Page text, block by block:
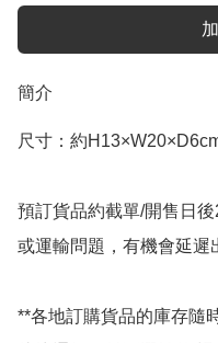
簡介
尺寸：約
預訂貨品約截單/開售日
或運輸問題，有機會延遲
**各地訂購貨品的庫存隨